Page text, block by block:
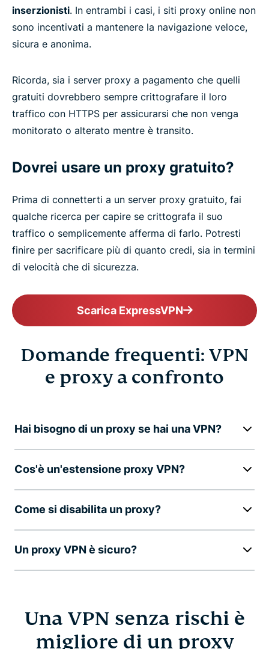
inserzionisti. In entrambi i casi, i siti proxy online non
sono incentivati a mantenere la navigazione veloce,
sicura e anonima.
Ricorda, sia i server proxy a pagamento che quelli
gratuiti dovrebbero sempre crittografare il loro
traffico con HTTPS per assicurarsi che non venga
monitorato o alterato mentre è transito.
Dovrei usare un proxy gratuito?
Prima di connetterti a un server proxy gratuito, fai
qualche ricerca per capire se crittografa il suo
traffico o semplicemente afferma di farlo. Potresti
finire per sacrificare più di quanto credi, sia in termini
di velocità che di sicurezza.
Scarica ExpressVPN
Domande frequenti: VPN
e proxy a confronto
Hai bisogno di un proxy se hai una VPN?
Cos'è un'estensione proxy VPN?
Come si disabilita un proxy?
Un proxy VPN è sicuro?
Una VPN senza rischi è
migliore di un proxy